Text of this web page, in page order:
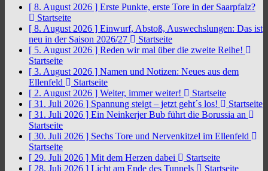
[ 8. August 2026 ] Erste Punkte, erste Tore in der Saarpfalz?
Startseite
[ 8. August 2026 ] Einwurf, Abstoß, Auswechslungen: Das ist
neu in der Saison 2026/27
Startseite
[ 5. August 2026 ] Reden wir mal über die zweite Reihe!
Startseite
[ 3. August 2026 ] Namen und Notizen: Neues aus dem
Ellenfeld
Startseite
[ 2. August 2026 ] Weiter, immer weiter!
Startseite
[ 31. Juli 2026 ] Spannung steigt – jetzt geht´s los!
Startseite
[ 31. Juli 2026 ] Ein Neinkerjer Bub führt die Borussia an
Startseite
[ 30. Juli 2026 ] Sechs Tore und Nervenkitzel im Ellenfeld
Startseite
[ 29. Juli 2026 ] Mit dem Herzen dabei
Startseite
[ 28. Juli 2026 ] Licht am Ende des Tunnels
Startseite